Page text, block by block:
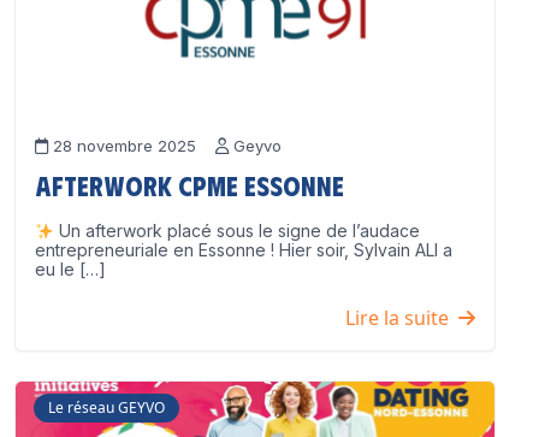
28 novembre 2025 Geyvo
Afterwork CPME Essonne
Un afterwork placé sous le signe de l’audace
entrepreneuriale en Essonne ! Hier soir, Sylvain ALI a
eu le […]
Lire la suite
Le réseau GEYVO